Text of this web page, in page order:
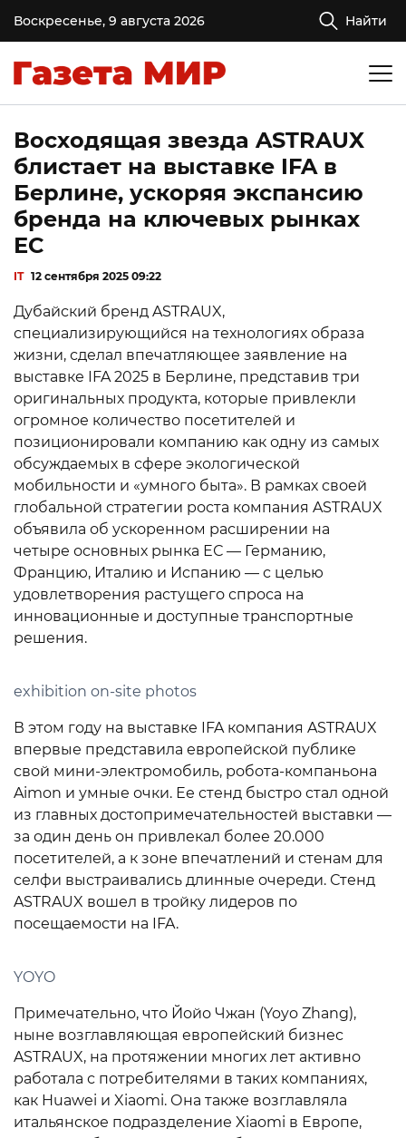
Воскресенье, 9 августа 2026 Найти
Восходящая звезда ASTRAUX
блистает на выставке IFA в
Берлине, ускоряя экспансию
бренда на ключевых рынках
ЕС
IT 12 сентября 2025 09:22
Дубайский бренд ASTRAUX,
специализирующийся на технологиях образа
жизни, сделал впечатляющее заявление на
выставке IFA 2025 в Берлине, представив три
оригинальных продукта, которые привлекли
огромное количество посетителей и
позиционировали компанию как одну из самых
обсуждаемых в сфере экологической
мобильности и «умного быта». В рамках своей
глобальной стратегии роста компания ASTRAUX
объявила об ускоренном расширении на
четыре основных рынка ЕС — Германию,
Францию, Италию и Испанию — с целью
удовлетворения растущего спроса на
инновационные и доступные транспортные
решения.
exhibition on-site photos
В этом году на выставке IFA компания ASTRAUX
впервые представила европейской публике
свой мини-электромобиль, робота-компаньона
Aimon и умные очки. Ее стенд быстро стал одной
из главных достопримечательностей выставки —
за один день он привлекал более 20.000
посетителей, а к зоне впечатлений и стенам для
селфи выстраивались длинные очереди. Стенд
ASTRAUX вошел в тройку лидеров по
посещаемости на IFA.
YOYO
Примечательно, что Йойо Чжан (Yoyo Zhang),
ныне возглавляющая европейский бизнес
ASTRAUX, на протяжении многих лет активно
работала с потребителями в таких компаниях,
как Huawei и Xiaomi. Она также возглавляла
итальянское подразделение Xiaomi в Европе,